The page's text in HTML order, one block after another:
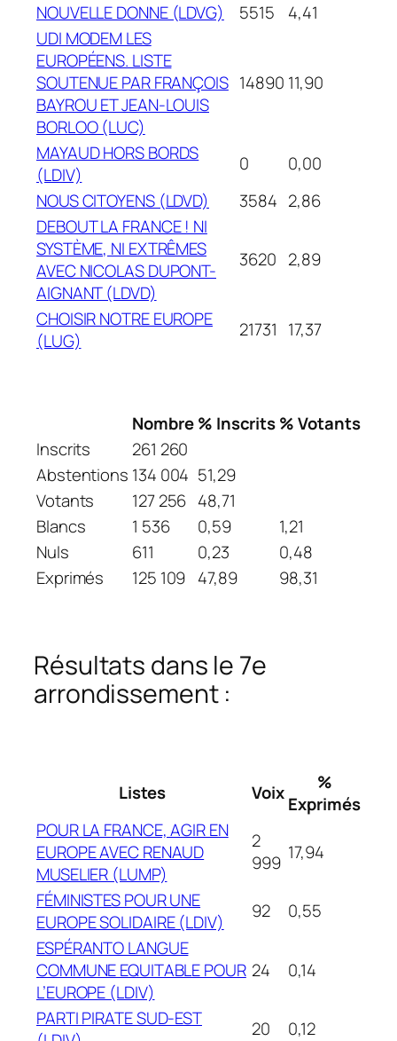
NOUVELLE DONNE (LDVG)
5515
4,41
UDI MODEM LES
EUROPÉENS. LISTE
SOUTENUE PAR FRANÇOIS
BAYROU ET JEAN-LOUIS
BORLOO (LUC)
14890 11,90
MAYAUD HORS BORDS
(LDIV)
0
0,00
NOUS CITOYENS (LDVD)
3584 2,86
DEBOUT LA FRANCE ! NI
SYSTÈME, NI EXTRÊMES
AVEC NICOLAS DUPONT-
AIGNANT (LDVD)
3620 2,89
CHOISIR NOTRE EUROPE
(LUG)
21731 17,37
Nombre % Inscrits% Votants
Inscrits
261 260
Abstentions 134 004 51,29
Votants
127 256 48,71
Blancs
1 536 0,59
1,21
Nuls
611 0,23
0,48
Exprimés
125 109 47,89 98,31
Résultats dans le 7e
arrondissement :
Listes Voix
%
Exprimés
POUR LA FRANCE, AGIR EN
EUROPE AVEC RENAUD
MUSELIER (LUMP)
2
999 17,94
FÉMINISTES POUR UNE
EUROPE SOLIDAIRE (LDIV)
92
0,55
ESPÉRANTO LANGUE
COMMUNE EQUITABLE POUR
L’EUROPE (LDIV)
24 0,14
PARTI PIRATE SUD-EST
20 0,12